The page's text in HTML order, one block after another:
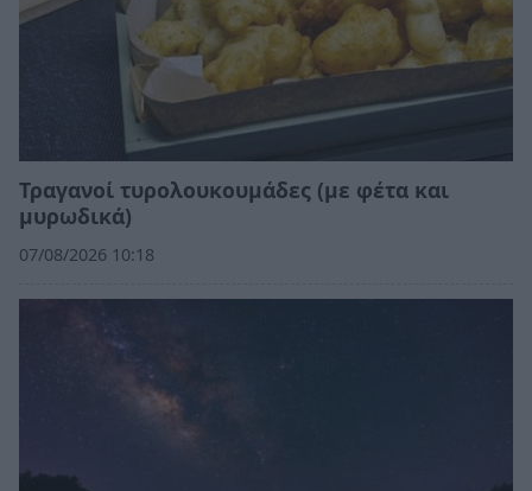
Τραγανοί τυρολουκουμάδες (με φέτα και
μυρωδικά)
07/08/2026 10:18